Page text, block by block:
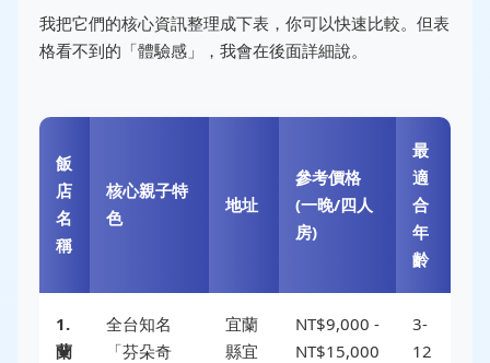
我把它們的核心資訊整理成下表，你可以快速比較。但表
格看不到的「體驗感」，我會在後面詳細說。
飯
店
名
稱
核心親子特
色
地址
參考價格
(一晚/四人
房)
最
適
合
年
齡
1.
蘭
全台知名
「芬朵奇
宜蘭
縣宜
NT$9,000 -
NT$15,000
3-
12